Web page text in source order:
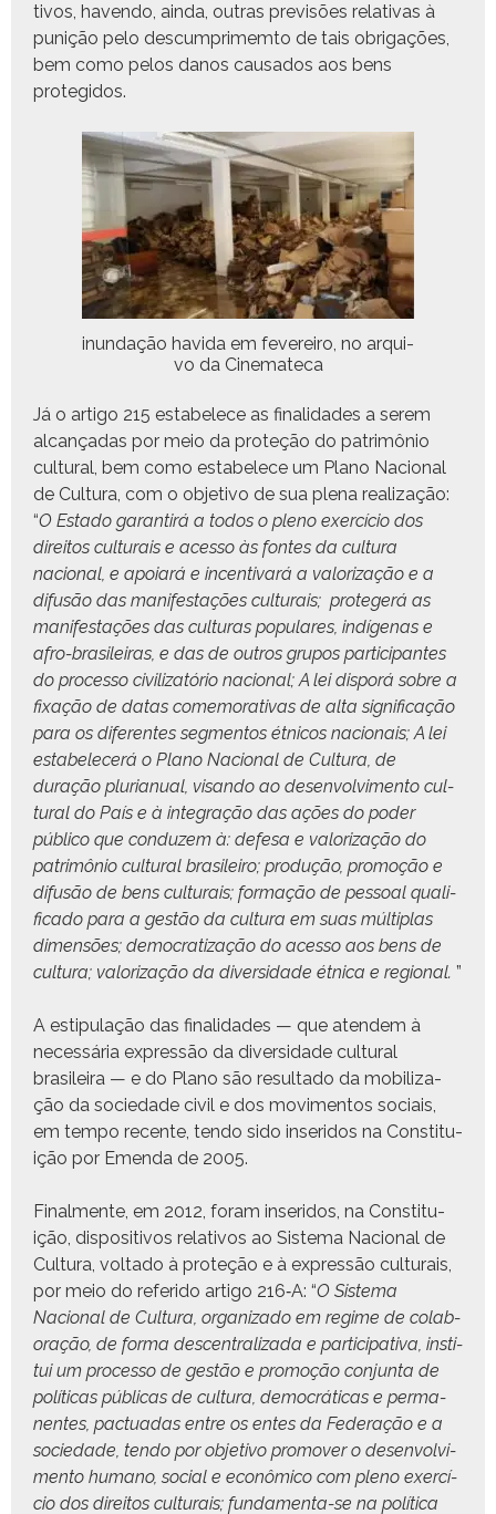
tivos, haven­do, ain­da, out­ras pre­visões rel­a­ti­vas à
punição pelo des­cumprimem­to de tais obri­gações,
bem como pelos danos cau­sa­dos aos bens
protegidos.
inun­dação havi­da em fevereiro, no arqui­
vo da Cinemateca
Já o arti­go 215 esta­b­elece as final­i­dades a serem
alcançadas por meio da pro­teção do patrimônio
cul­tur­al, bem como esta­b­elece um Plano Nacional
de Cul­tura, com o obje­ti­vo de sua ple­na real­iza­ção:
“O Esta­do garan­tirá a todos o pleno exer­cí­cio dos
dire­itos cul­tur­ais e aces­so às fontes da cul­tura
nacional, e apoiará e incen­ti­vará a val­oriza­ção e a
difusão das man­i­fes­tações cul­tur­ais; pro­te­gerá as
man­i­fes­tações das cul­turas pop­u­lares, indí­ge­nas e
afro-brasileiras, e das de out­ros gru­pos par­tic­i­pantes
do proces­so civ­i­liza­tório nacional; A lei dis­porá sobre a
fix­ação de datas comem­o­ra­ti­vas de alta sig­nifi­cação
para os difer­entes seg­men­tos étni­cos nacionais; A lei
esta­b­ele­cerá o Plano Nacional de Cul­tura, de
duração pluri­an­u­al, visan­do ao desen­volvi­men­to cul­
tur­al do País e à inte­gração das ações do poder
públi­co que con­duzem à: defe­sa e val­oriza­ção do
patrimônio cul­tur­al brasileiro; pro­dução, pro­moção e
difusão de bens cul­tur­ais; for­mação de pes­soal qual­i­
fi­ca­do para a gestão da cul­tura em suas múlti­plas
dimen­sões; democ­ra­ti­za­ção do aces­so aos bens de
cul­tura; val­oriza­ção da diver­si­dade étni­ca e region­al. ”
A estip­u­lação das final­i­dades — que aten­dem à
necessária expressão da diver­si­dade cul­tur­al
brasileira — e do Plano são resul­ta­do da mobi­liza­
ção da sociedade civ­il e dos movi­men­tos soci­ais,
em tem­po recente, ten­do sido inseri­dos na Con­sti­tu­
ição por Emen­da de 2005.
Final­mente, em 2012, foram inseri­dos, na Con­sti­tu­
ição, dis­pos­i­tivos rel­a­tivos ao Sis­tema Nacional de
Cul­tura, volta­do à pro­teção e à expressão cul­tur­ais,
por meio do referi­do arti­go 216‑A: “O Sis­tema
Nacional de Cul­tura, orga­ni­za­do em regime de colab­
o­ração, de for­ma descen­tral­iza­da e par­tic­i­pa­ti­va, insti­
tui um proces­so de gestão e pro­moção con­jun­ta de
políti­cas públi­cas de cul­tura, democráti­cas e per­ma­
nentes, pactu­adas entre os entes da Fed­er­ação e a
sociedade, ten­do por obje­ti­vo pro­mover o desen­volvi­
men­to humano, social e econômi­co com pleno exer­cí­
cio dos dire­itos cul­tur­ais; fun­da­men­ta-se na políti­ca